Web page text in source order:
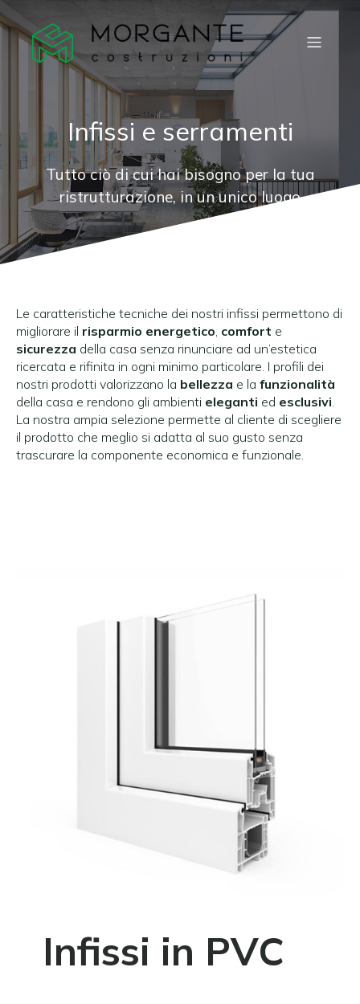
Infissi e serramenti
Tutto ciò di cui hai bisogno per la tua
ristrutturazione, in un unico luogo
Le caratteristiche tecniche dei nostri infissi permettono di
migliorare il risparmio energetico, comfort e
sicurezza della casa senza rinunciare ad un’estetica
ricercata e rifinita in ogni minimo particolare. I profili dei
nostri prodotti valorizzano la bellezza e la funzionalità
della casa e rendono gli ambienti eleganti ed esclusivi.
La nostra ampia selezione permette al cliente di scegliere
il prodotto che meglio si adatta al suo gusto senza
trascurare la componente economica e funzionale.
Infissi in PVC